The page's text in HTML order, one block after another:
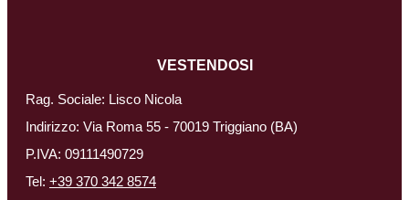
VESTENDOSI
Rag. Sociale: Lisco Nicola
Indirizzo: Via Roma 55 - 70019 Triggiano (BA)
P.IVA: 09111490729
Tel: +39 370 342 8574